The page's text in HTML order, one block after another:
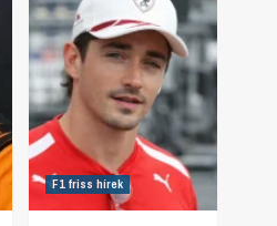
F1 friss hírek